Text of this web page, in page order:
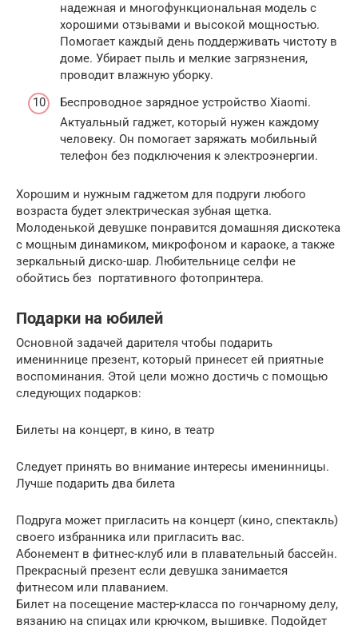
надежная и многофункциональная модель с
хорошими отзывами и высокой мощностью.
Помогает каждый день поддерживать чистоту в
доме. Убирает пыль и мелкие загрязнения,
проводит влажную уборку.
Беспроводное зарядное устройство Xiaomi.
Актуальный гаджет, который нужен каждому
человеку. Он помогает заряжать мобильный
телефон без подключения к электроэнергии.
Хорошим и нужным гаджетом для подруги любого
возраста будет электрическая зубная щетка.
Молоденькой девушке понравится домашняя дискотека
с мощным динамиком, микрофоном и караоке, а также
зеркальный диско-шар. Любительнице селфи не
обойтись без портативного фотопринтера.
Подарки на юбилей
Основной задачей дарителя чтобы подарить
имениннице презент, который принесет ей приятные
воспоминания. Этой цели можно достичь с помощью
следующих подарков:
Билеты на концерт, в кино, в театр
Следует принять во внимание интересы именинницы.
Лучше подарить два билета
Подруга может пригласить на концерт (кино, спектакль)
своего избранника или пригласить вас.
Абонемент в фитнес-клуб или в плавательный бассейн.
Прекрасный презент если девушка занимается
фитнесом или плаванием.
Билет на посещение мастер-класса по гончарному делу,
вязанию на спицах или крючком, вышивке. Подойдет